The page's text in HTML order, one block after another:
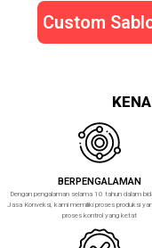
Custom
BERPENGALAMAN
Dengan pengalaman selama 10 tahun dalam
Jasa Konveksi, kami memiliki proses produksi
proses kontrol yang ketat